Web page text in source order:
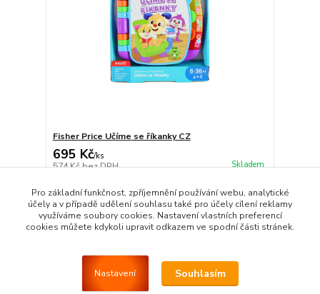
Fisher Price Učíme se říkanky CZ
695 Kč/ks
574 Kčbez DPH Skladem
Přidat do košíku
Strana z 1
Pro základní funkčnost, zpříjemnění používání webu, analytické
účely a v případě udělení souhlasu také pro účely cílení reklamy
využíváme soubory cookies. Nastavení vlastních preferencí
cookies můžete kdykoli upravit odkazem ve spodní části stránek.
Nastavení Souhlasím